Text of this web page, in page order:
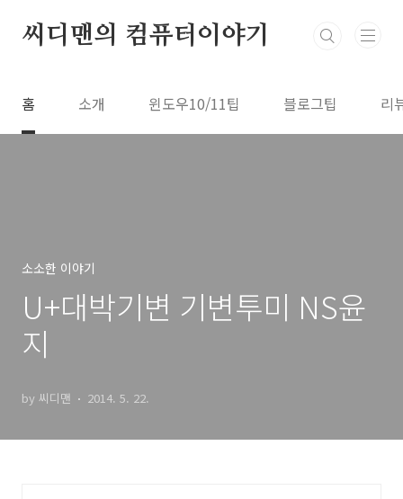
씨디맨의 컴퓨터이야기
홈 소개 윈도우10/11팁 블로그팁 리
소소한 이야기
U+대박기변 기변투미 NS윤
지
by 씨디맨 2014. 5. 22.